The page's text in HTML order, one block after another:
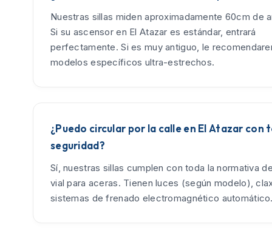
Nuestras sillas miden aproximadamente 60cm de
Si su ascensor en El Atazar es estándar, entrará
perfectamente. Si es muy antiguo, le
modelos específicos ultra-estrechos.
¿Puedo circular por la calle en El Atazar con
seguridad?
Sí, nuestras sillas cumplen con toda la normativa
vial para aceras. Tienen luces (según modelo),
sistemas de frenado electromagnético